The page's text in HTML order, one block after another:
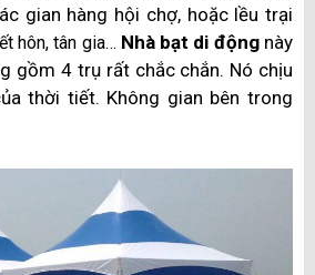
gian hàng hội chợ, hoặc lều trại
hôn, tân gia… Nhà bạt di độngnày
gồm 4 trụ rất chắc chắn. Nó chịu
thời tiết. Không gian bên trong